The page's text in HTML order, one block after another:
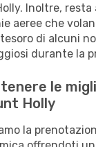
Inoltre,
aeree che
di alcuni
durante la
le
Holly
la